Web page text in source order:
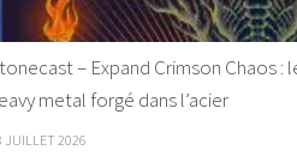
– Expand Crimson Chaos :
metal forgé dans l’acier
JUILLET 2026